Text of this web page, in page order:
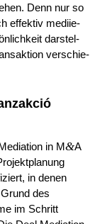
Denn nur so
effek­tiv mediie­
darstel­
verschie­
in M&A
in denen
des
im Schritt